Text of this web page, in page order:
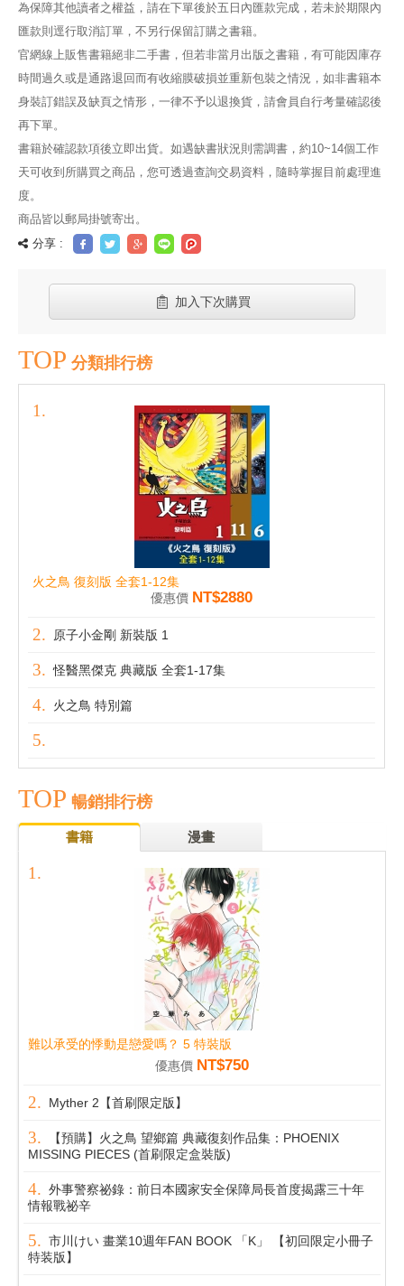
為保障其他讀者之權益，請在下單後於五日內匯款完成，若未於期限內
匯款則逕行取消訂單，不另行保留訂購之書籍。
官網線上販售書籍絕非二手書，但若非當月出版之書籍，有可能因庫存
時間過久或是通路退回而有收縮膜破損並重新包裝之情況，如非書籍本
身裝訂錯誤及缺頁之情形，一律不予以退換貨，請會員自行考量確認後
再下單。
書籍於確認款項後立即出貨。如遇缺書狀況則需調書，約10~14個工作
天可收到所購買之商品，您可透過查詢交易資料，隨時掌握目前處理進
度。
商品皆以郵局掛號寄出。
分享 :
加入下次購買
TOP 分類排行榜
火之鳥 復刻版 全套1-12集
優惠價 NT$2880
原子小金剛 新裝版 1
怪醫黑傑克 典藏版 全套1-17集
火之鳥 特別篇
TOP 暢銷排行榜
書籍 漫畫
難以承受的悸動是戀愛嗎？ 5 特裝版
優惠價 NT$750
Myther 2【首刷限定版】
【預購】火之鳥 望鄉篇 典藏復刻作品集：PHOENIX
MISSING PIECES (首刷限定盒裝版)
外事警察祕錄：前日本國家安全保障局長首度揭露三十年
情報戰祕辛
市川けい 畫業10週年FAN BOOK 「K」 【初回限定小冊子
特装版】